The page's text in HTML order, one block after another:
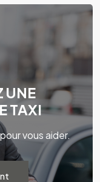
UNE
TAXI
vous aider.